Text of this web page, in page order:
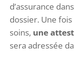
d’assurance
dossier. Une
soins, une
sera adressée